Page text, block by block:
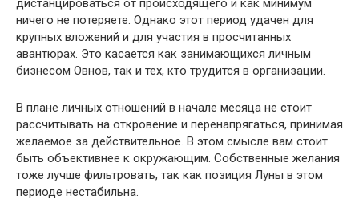
дистанцироваться от происходящего и как минимум
ничего не потеряете. Однако этот период удачен для
крупных вложений и для участия в просчитанных
авантюрах. Это касается как занимающихся личным
бизнесом Овнов, так и тех, кто трудится в организации.
В плане личных отношений в начале месяца не стоит
рассчитывать на откровение и перенапрягаться, принимая
желаемое за действительное. В этом смысле вам стоит
быть объективнее к окружающим. Собственные желания
тоже лучше фильтровать, так как позиция Луны в этом
периоде нестабильна.